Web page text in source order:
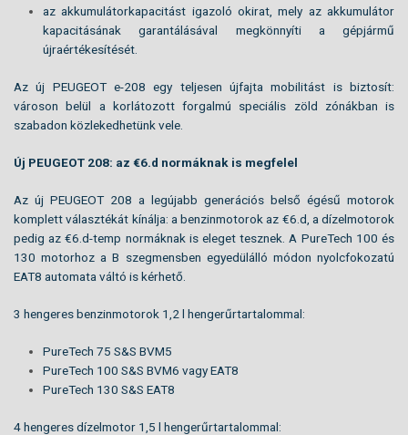
az akkumulátorkapacitást igazoló okirat, mely az akkumulátor
kapacitásának garantálásával megkönnyíti a gépjármű
újraértékesítését.
Az új PEUGEOT e-208 egy teljesen újfajta mobilitást is biztosít:
városon belül a korlátozott forgalmú speciális zöld zónákban is
szabadon közlekedhetünk vele.
Új PEUGEOT 208: az €6.d normáknak is megfelel
Az új PEUGEOT 208 a legújabb generációs belső égésű motorok
komplett választékát kínálja: a benzinmotorok az €6.d, a dízelmotorok
pedig az €6.d-temp normáknak is eleget tesznek. A PureTech 100 és
130 motorhoz a B szegmensben egyedülálló módon nyolcfokozatú
EAT8 automata váltó is kérhető.
3 hengeres benzinmotorok 1,2 l hengerűrtartalommal:
PureTech 75 S&S BVM5
PureTech 100 S&S BVM6 vagy EAT8
PureTech 130 S&S EAT8
4 hengeres dízelmotor 1,5 l hengerűrtartalommal: